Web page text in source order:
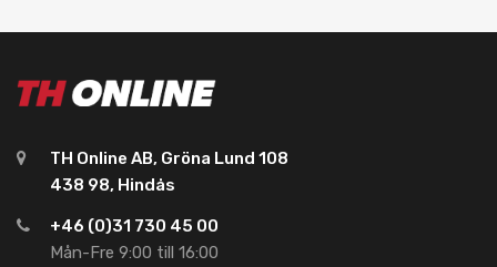
TH Online AB, Gröna Lund 108
438 98, Hindås
+46 (0)31 730 45 00
Mån-Fre 9:00 till 16:00